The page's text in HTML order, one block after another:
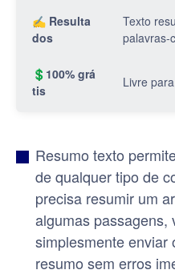
✍ Resulta
dos
Texto
palavras-
💲100% grá
tis
Livre
Resumo texto
de qualquer tipo de
precisa resumir um
algumas passagens,
simplesmente enviar
resumo sem erros